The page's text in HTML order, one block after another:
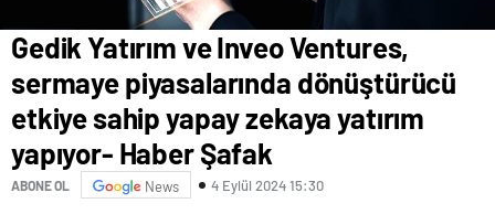
Gedik Yatırım ve Inveo Ventures,
sermaye piyasalarında dönüştürücü
etkiye sahip yapay zekaya yatırım
yapıyor- Haber Şafak
ABONE OL News 4 Eylül 2024 15:30